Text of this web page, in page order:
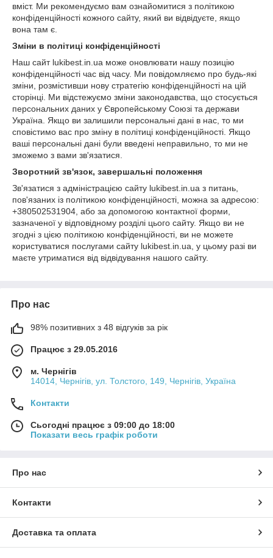
вміст. Ми рекомендуємо вам ознайомитися з політикою
конфіденційності кожного сайту, який ви відвідуєте, якщо
вона там є.
Зміни в політиці конфіденційності
Наш сайт lukibest.in.ua може оновлювати нашу позицію
конфіденційності час від часу. Ми повідомляємо про будь-які
зміни, розмістивши нову стратегію конфіденційності на цій
сторінці. Ми відстежуємо зміни законодавства, що стосується
персональних даних у Європейському Союзі та держави
Україна. Якщо ви залишили персональні дані в нас, то ми
сповістимо вас про зміну в політиці конфіденційності. Якщо
ваші персональні дані були введені неправильно, то ми не
зможемо з вами зв'язатися.
Зворотний зв'язок, завершальні положення
Зв'язатися з адміністрацією сайту lukibest.in.ua з питань,
пов'язаних із політикою конфіденційності, можна за адресою:
+380502531904, або за допомогою контактної форми,
зазначеної у відповідному розділі цього сайту. Якщо ви не
згодні з цією політикою конфіденційності, ви не можете
користуватися послугами сайту lukibest.in.ua, у цьому разі ви
маєте утриматися від відвідування нашого сайту.
Про нас
98% позитивних з 48 відгуків за рік
Працює з 29.05.2016
м. Чернігів
14014, Чернігів, ул. Толстого, 149, Чернігів, Україна
Контакти
Сьогодні працює з 09:00 до 18:00
Показати весь графік роботи
Про нас
Контакти
Доставка та оплата